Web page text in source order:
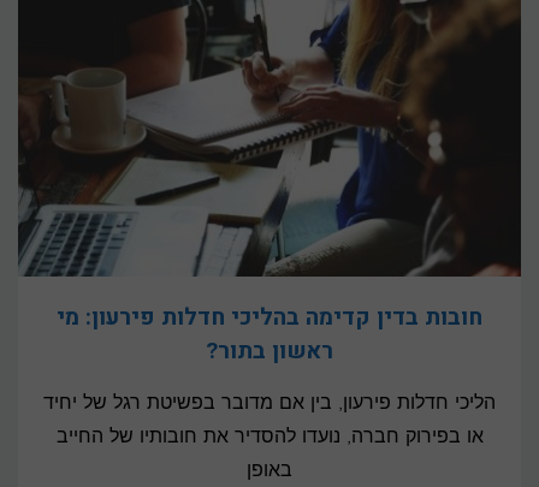
חובות בדין קדימה בהליכי חדלות פירעון: מי
ראשון בתור?
הליכי חדלות פירעון, בין אם מדובר בפשיטת רגל של יחיד
או בפירוק חברה, נועדו להסדיר את חובותיו של החייב
באופן